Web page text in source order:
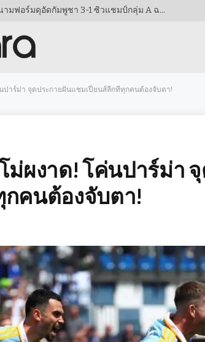
สองประตูจากดาวรุ่ง! เวียดนามฟอร์มดุอัดกัมพูชา 3-1 ซิวแชมป์กลุ่ม A ฉลุยรอบรองฯ AFF CUP 2026!
ปาร์ม่า จุดประกายฝันแชมเปี้ยนส์ลีกที่ทุกคนต้องจับตา!
ม่ผงาด! โค่นปาร์ม่า
คนต้องจับตา!